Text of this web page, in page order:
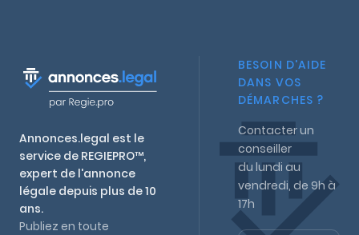
Annonces.legal est le
service de REGIEPRO™,
expert de l'annonce
légale depuis plus de 10
ans.
Publiez en toute
BESOIN D'AIDE
DANS VOS
DÉMARCHES ?
Contacter un
conseiller
du lundi au
vendredi, de 9h à
17h